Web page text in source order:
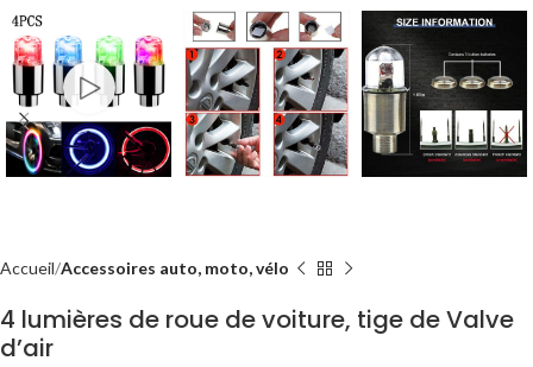
Accueil Accessoires auto, moto, vélo
4 lumières de roue de voiture, tige de Valve
d’air